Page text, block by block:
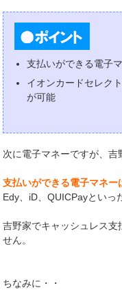
支払いができる電子
イオンカードセレク
が可能
次に電子マネーですが、吉
支払いができる電子マネー
Edy、iD、QUICPayといっ
吉野家でキャッシュレス支
せん。
ちなみに・・